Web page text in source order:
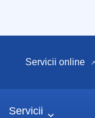
Servicii online
Servicii